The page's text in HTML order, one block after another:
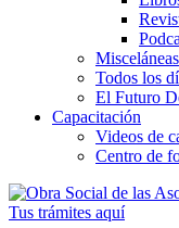
Misceláneas
Todos los
El Futuro
Capacitación
Videos de
Centro de
Tus trámites aquí